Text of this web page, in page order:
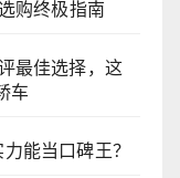
购终极指南
最佳选择，这
车
能当口碑王？